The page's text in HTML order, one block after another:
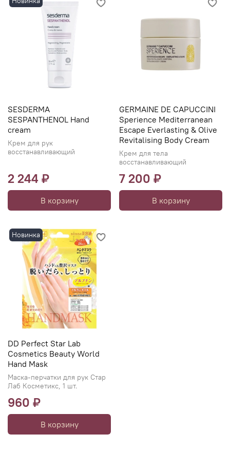
SESDERMA
SESPANTHENOL Hand
cream
Крем для рук
восстанавливающий
2 244 ₽
В корзину
GERMAINE DE CAPUCCINI
Sperience Mediterranean
Escape Everlasting & Olive
Revitalising Body Cream
Крем для тела
восстанавливающий
7 200 ₽
В корзину
Новинка
DD Perfect Star Lab
Cosmetics Beauty World
Hand Mask
Маска-перчатки для рук Стар
Лаб Косметикс, 1 шт.
960 ₽
В корзину